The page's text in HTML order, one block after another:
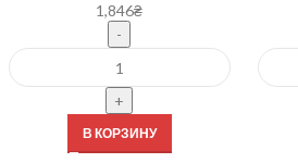
1,846₴
В КОРЗИНУ